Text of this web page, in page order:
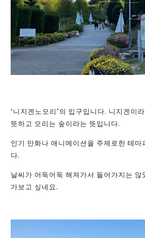
‘니지겐노모리’의 입구입니다. 니지겐이
뜻하고 모리는 숲이라는 뜻입니다.
인기 만화나 애니메이션을 주제로한 테마
다.
날씨가 어둑어둑 해져가서 들어가지는 않
가보고 싶네요.